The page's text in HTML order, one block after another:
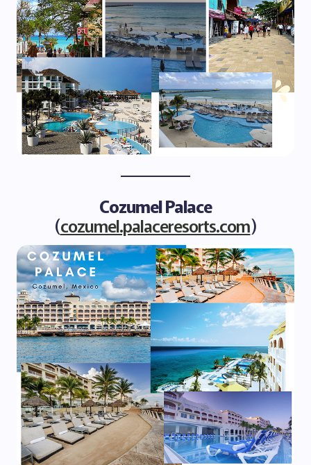
Cozumel Palace
(cozumel.palaceresorts.com)